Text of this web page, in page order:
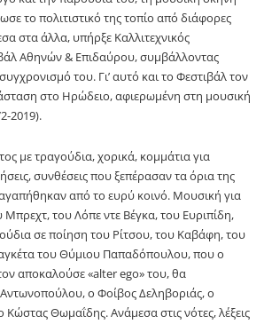
το πολιτιστικό της τοπίο από διάφορες
στα άλλα, υπήρξε Καλλιτεχνικός
Αθηνών & Επιδαύρου, συμβάλλοντας
του. Γι’ αυτό και το Φεστιβάλ τον
στο Ηρώδειο, αφιερωμένη στη μουσική
2019).
με τραγούδια, χορικά, κομμάτια για
συνθέσεις που ξεπέρασαν τα όρια της
από το ευρύ κοινό. Μουσική για
Μπρεχτ, του Λόπε ντε Βέγκα, του Ευριπίδη,
σε ποίηση του Ρίτσου, του Καβάφη, του
του Θύμιου Παπαδόπουλου, που ο
αποκαλούσε «alter ego» του, θα
ο Φοίβος Δεληβοριάς, ο
Θωμαΐδης. Ανάμεσα στις νότες, λέξεις